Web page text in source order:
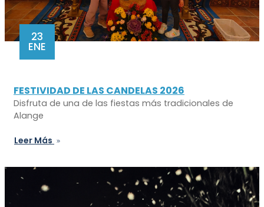
23
ENE
FESTIVIDAD DE LAS CANDELAS 2026
Disfruta de una de las fiestas más tradicionales de
Alange
Leer Más